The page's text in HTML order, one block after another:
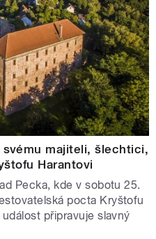
svému majiteli, šlechtici,
Harantovi
Pecka, kde v sobotu 25.
pocta Kryštofu
připravuje slavný